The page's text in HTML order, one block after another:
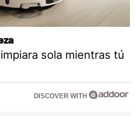
sola mientras tú
DISCOVER WITH